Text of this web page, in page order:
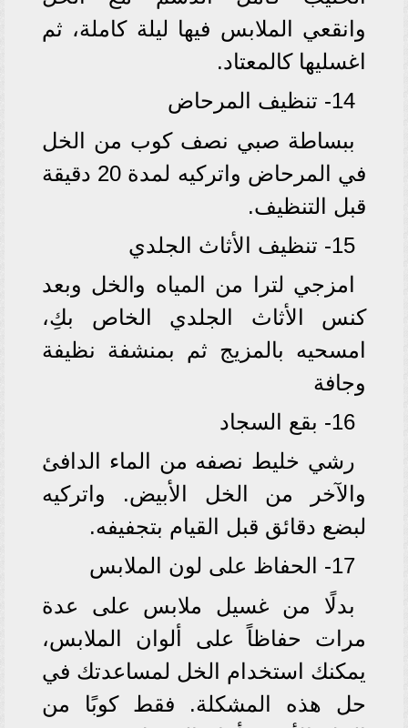
وانقعي الملابس فيها ليلة كاملة، ثم
اغسليها كالمعتاد.
14- تنظيف المرحاض
ببساطة صبي نصف كوب من الخل
في المرحاض واتركيه لمدة 20 دقيقة
قبل التنظيف.
15- تنظيف الأثاث الجلدي
امزجي لترا من المياه والخل وبعد
كنس الأثاث الجلدي الخاص بكِ،
امسحيه بالمزيج ثم بمنشفة نظيفة
وجافة
16- بقع السجاد
رشي خليط نصفه من الماء الدافئ
والآخر من الخل الأبيض. واتركيه
لبضع دقائق قبل القيام بتجفيفه.
17- الحفاظ على لون الملابس
بدلًا من غسيل ملابس على عدة
مرات حفاظاً على ألوان الملابس،
يمكنك استخدام الخل لمساعدتك في
حل هذه المشكلة. فقط كوبًا من